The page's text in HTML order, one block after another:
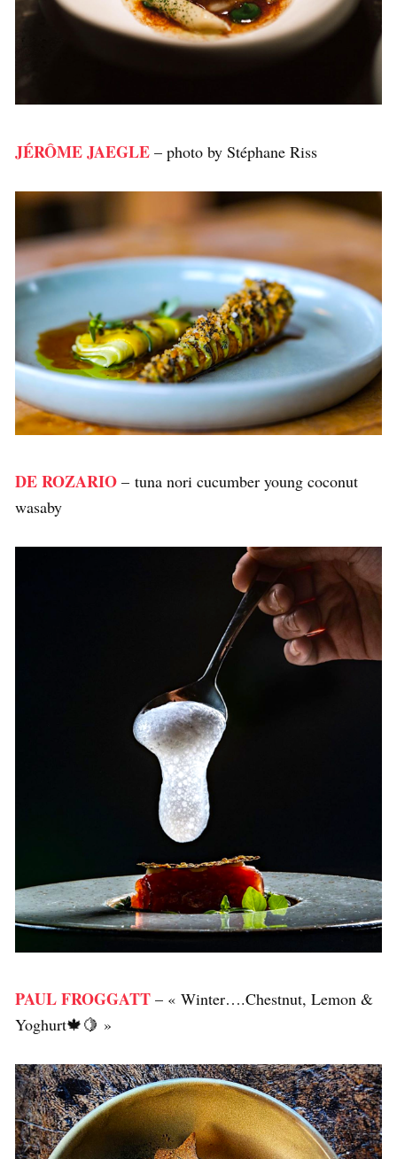
JÉRÔME JAEGLE – photo by Stéphane Riss
DE ROZARIO – tuna nori cucumber young coconut
wasaby
PAUL FROGGATT – « Winter….Chestnut, Lemon &
Yoghurt🍁🍋 »